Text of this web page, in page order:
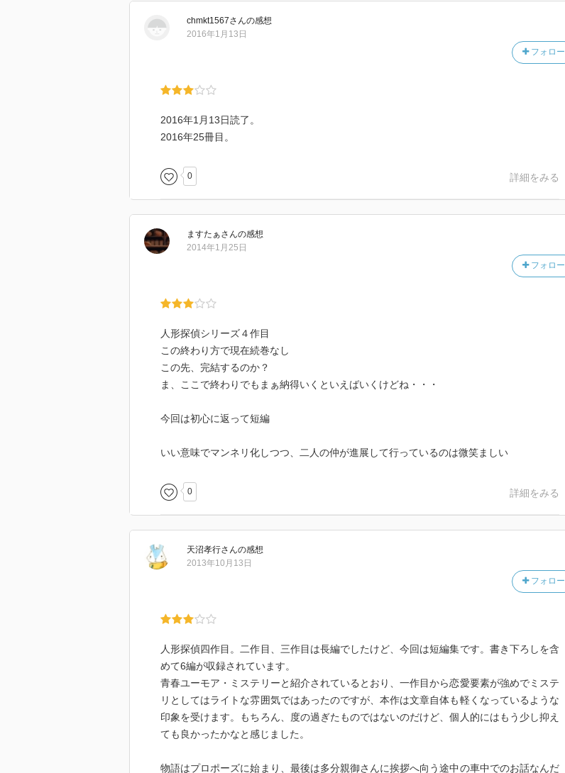
chmkt1567さんの感想
フォロー
2016年1月13日
2016年1月13日読了。
2016年25冊目。
0 詳細をみる
ますたぁさんの感想
フォロー
2014年1月25日
人形探偵シリーズ４作目
この終わり方で現在続巻なし
この先、完結するのか？
ま、ここで終わりでもまぁ納得いくといえばいくけどね・・・
今回は初心に返って短編
いい意味でマンネリ化しつつ、二人の仲が進展して行っているのは微笑ましい
0 詳細をみる
天沼孝行さんの感想
フォロー
2013年10月13日
人形探偵四作目。二作目、三作目は長編でしたけど、今回は短編集です。書き下ろしを含
めて6編が収録されています。
青春ユーモア・ミステリーと紹介されているとおり、一作目から恋愛要素が強めでミステ
リとしてはライトな雰囲気ではあったのですが、本作は文章自体も軽くなっているような
印象を受けます。もちろん、度の過ぎたものではないのだけど、個人的にはもう少し抑え
ても良かったかなと感じました。
物語はプロポーズに始まり、最後は多分親御さんに挨拶へ向う途中の車中でのお話なんだ